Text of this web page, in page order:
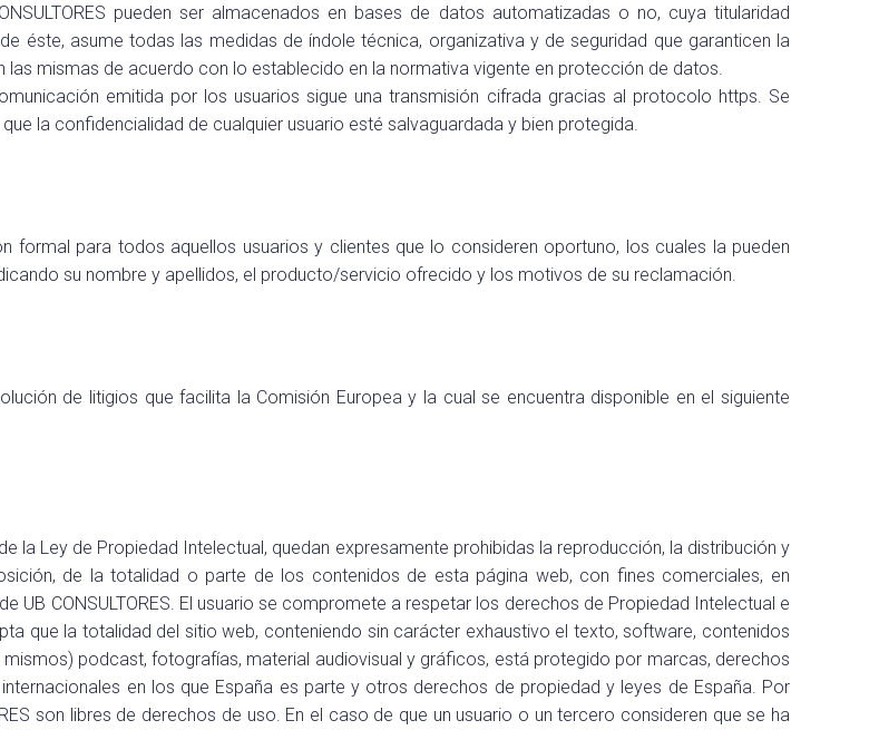
pueden ser almacenados en bases de datos automatizadas o no, cuya titularidad
éste, asume todas las medidas de índole técnica, organizativa y de seguridad que garanticen la
mismas de acuerdo con lo establecido en la normativa vigente en protección de datos.
emitida por los usuarios sigue una transmisión cifrada gracias al protocolo https. Se
la confidencialidad de cualquier usuario esté salvaguardada y bien protegida.
formal para todos aquellos usuarios y clientes que lo consideren oportuno, los cuales la pueden
su nombre y apellidos, el producto/servicio ofrecido y los motivos de su reclamación.
de litigios que facilita la Comisión Europea y la cual se encuentra disponible en el siguiente
la Ley de Propiedad Intelectual, quedan expresamente prohibidas la reproducción, la distribución y
de la totalidad o parte de los contenidos de esta página web, con fines comerciales, en
UB CONSULTORES. El usuario se compromete a respetar los derechos de Propiedad Intelectual e
que la totalidad del sitio web, conteniendo sin carácter exhaustivo el texto, software, contenidos
podcast, fotografías, material audiovisual y gráficos, está protegido por marcas, derechos
en los que España es parte y otros derechos de propiedad y leyes de España. Por
son libres de derechos de uso. En el caso de que un usuario o un tercero consideren que se ha